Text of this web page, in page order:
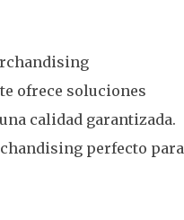
ofrece soluciones
calidad garantizada.
perfecto para